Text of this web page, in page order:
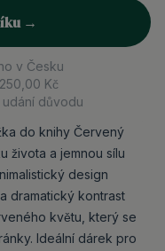
→
v Česku
250,00 Kč
udání důvodu
do knihy Červený
života a jemnou sílu
design
dramatický kontrast
květu, který se
Ideální dárek pro